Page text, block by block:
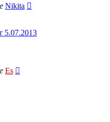
Nikita
5.07.2013
Es